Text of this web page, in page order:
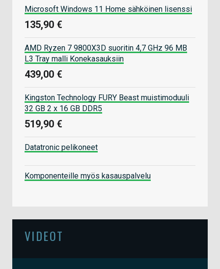
Microsoft Windows 11 Home sähköinen lisenssi
135,90 €
AMD Ryzen 7 9800X3D suoritin 4,7 GHz 96 MB
L3 Tray malli Konekasauksiin
439,00 €
Kingston Technology FURY Beast muistimoduuli
32 GB 2 x 16 GB DDR5
519,90 €
Datatronic pelikoneet
Komponenteille myös kasauspalvelu
VIDEOT